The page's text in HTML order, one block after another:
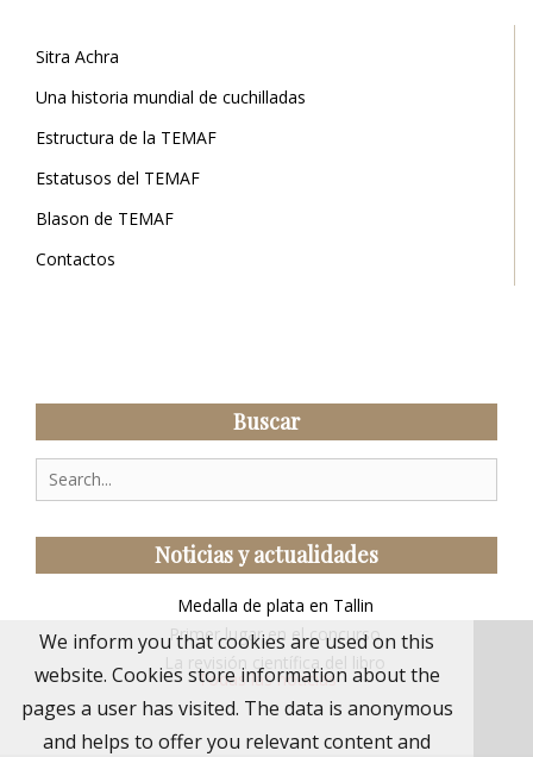
Sitra Achra
Una historia mundial de cuchilladas
Estructura de la TEMAF
Estatusos del TEMAF
Blason de TEMAF
Contactos
Buscar
Search
for:
Noticias y actualidades
Medalla de plata en Tallin
Primer lugar en el concurso
La revisión científica del libro
Todas las noticias
We inform you that cookies are used on this
website. Cookies store information about the
pages a user has visited. The data is anonymous
and helps to offer you relevant content and